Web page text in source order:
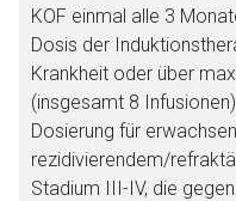
KOF einmal alle 3
Dosis der
Krankheit oder über
(insgesamt 8
Dosierung für
rezidivierendem/
Stadium III-IV, die